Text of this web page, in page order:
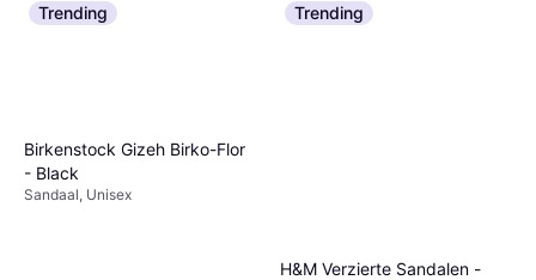
Trending
Birkenstock Gizeh Birko-Flor
- Black
Sandaal, Unisex
Trending
H&M Verzierte Sandalen -